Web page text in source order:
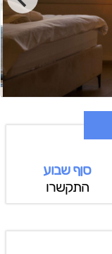
סןף שבוע
התקשרו